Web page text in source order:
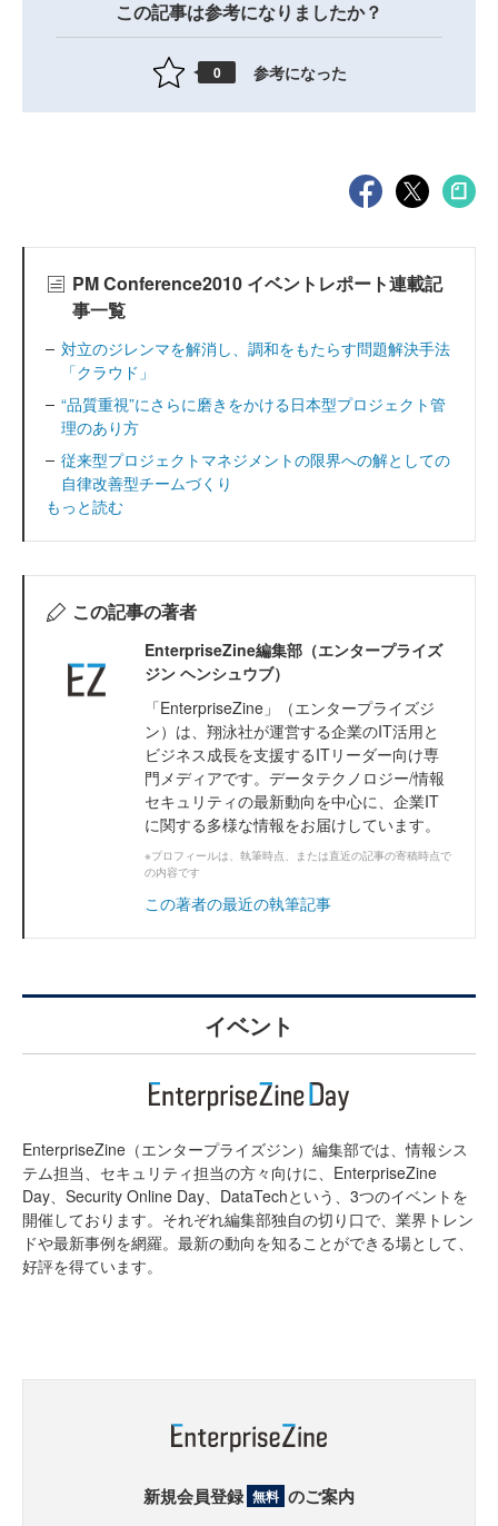
この記事は参考になりましたか？
0 参考になった
PM Conference2010 イベントレポート連載記
事一覧
対立のジレンマを解消し、調和をもたらす問題解決手法
「クラウド」
“品質重視”にさらに磨きをかける日本型プロジェクト管
理のあり方
従来型プロジェクトマネジメントの限界への解としての
自律改善型チームづくり
もっと読む
この記事の著者
EnterpriseZine編集部（エンタープライズ
ジン ヘンシュウブ）
「EnterpriseZine」（エンタープライズジ
ン）は、翔泳社が運営する企業のIT活用と
ビジネス成長を支援するITリーダー向け専
門メディアです。データテクノロジー/情報
セキュリティの最新動向を中心に、企業IT
に関する多様な情報をお届けしています。
※プロフィールは、執筆時点、または直近の記事の寄稿時点で
の内容です
この著者の最近の執筆記事
イベント
EnterpriseZine（エンタープライズジン）編集部では、情報シス
テム担当、セキュリティ担当の方々向けに、EnterpriseZine
Day、Security Online Day、DataTechという、3つのイベントを
開催しております。それぞれ編集部独自の切り口で、業界トレン
ドや最新事例を網羅。最新の動向を知ることができる場として、
好評を得ています。
新規会員登録 無料 のご案内